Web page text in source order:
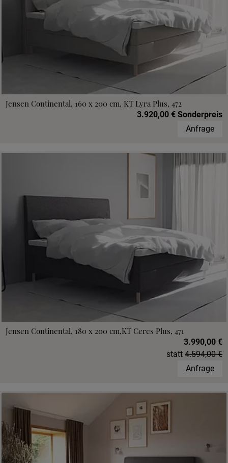
Jensen Continental, 160 x 200 cm, KT Lyra Plus, 472
3.920,00 € Sonderpreis
Anfrage
Jensen Continental, 180 x 200 cm,KT Ceres Plus, 471
3.990,00 €
statt 4.594,00 €
Anfrage